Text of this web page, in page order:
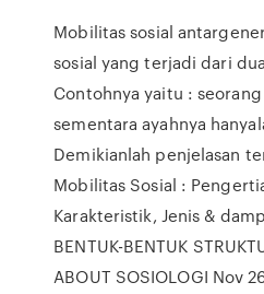
Mobilitas sosial
sosial yang terjadi dari
Contohnya yaitu :
sementara ayahnya
Demikianlah penjelasan
Mobilitas Sosial :
Karakteristik, Jenis &
BENTUK-BENTUK
ABOUT SOSIOLOGI Nov